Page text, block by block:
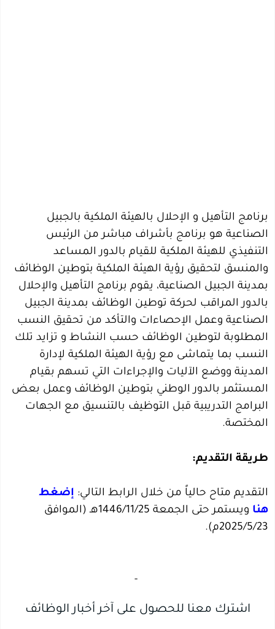
برنامج التأهيل و الإحلال بالهيئة الملكية بالجبيل
الصناعية هو برنامج بأشراف مباشر من الرئيس
التنفيذي للهيئة الملكية للقيام بالدور المساعد
والمنسق لتحقيق رؤية الهيئة الملكية بتوطين الوظائف
بمدينة الجبيل الصناعية، يقوم برنامج التأهيل والإحلال
بالدور المراقب لحركة توطين الوظائف بمدينة الجبيل
الصناعية وعمل الإحصاءات والتأكد من تحقيق النسب
المطلوبة لتوطين الوظائف حسب النشاط و تزايد تلك
النسب بما يتماشى مع رؤية الهيئة الملكية لإدارة
المدينة ووضع الآليات والإجراءات التي تسهم بقيام
المستثمر بالدور الوطني بتوطين الوظائف وعمل بعض
البرامج التدريبية قبل التوظيف بالتنسيق مع الجهات
المختصة.
طريقة التقديم:
التقديم متاح حالياً من خلال الرابط التالي: إضغط
هنا
ويستمر حتى الجمعة 1446/11/25هـ (الموافق
2025/5/23م).
-‏
اشترك معنا للحصول على آخر أخبار الوظائف